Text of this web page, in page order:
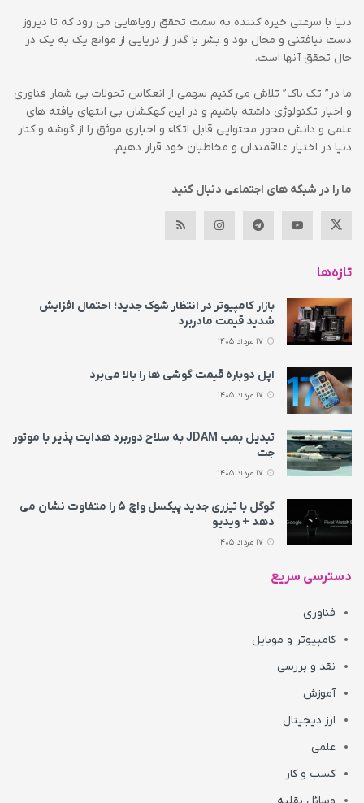
دنیا با سرعتی خیره کننده به سمت تحقق رویاهایی می رود که تا دیروز
دست نیافتنی و محال بود و بشر با گذر از دریایی از موانع یک به یک در
حال تحقق آنها است.
ما در” تک ناک” تلاش می کنیم سهمی از انعکاس تحولات بی شمار فناوری
و اخبار تکنولوژی داشته باشیم و در این کهکشان بی انتهای یافته های
علمی و دانش محور محتوایی قابل اتکاء و اخباری موثق را از گوشه و کنار
دنیا در اختیار علاقمندان و مخاطبان خود قرار دهیم.
ما را در شبکه های اجتماعی دنبال کنید
تازه‌ها
بازار کامپیوتر در انتظار شوک جدید؛ احتمال افزایش
شدید قیمت مادربرد
اپل دوباره قیمت‌ گوشی ها را بالا می‌برد
تبدیل بمب JDAM به سلاح دوربرد هدایت پذیر با موتور
جت
گوگل با تیزری جدید پیکسل واچ ۵ را متفاوت نشان می‌
دهد + ویدیو
دسترسی سریع
فناوری
کامپیوتر و موبایل
نقد و بررسی
آموزش
ارز دیجیتال
علمی
کسب و کار